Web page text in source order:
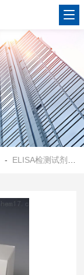
- ELISA检测试剂盒